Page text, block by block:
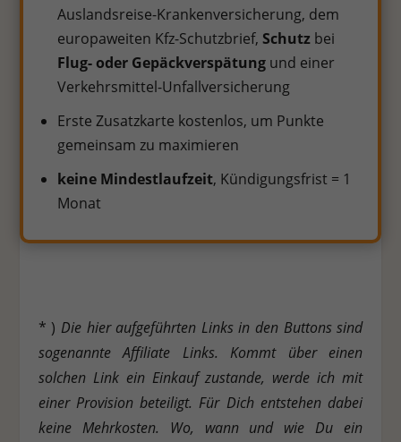
Auslandsreise-Krankenversicherung, dem
europaweiten Kfz-Schutzbrief,Schutz bei
Flug- oder Gepäckverspätung und einer
Verkehrsmittel-Unfallversicherung
Erste Zusatzkarte kostenlos, um Punkte
gemeinsam zu maximieren
keine Mindestlaufzeit, Kündigungsfrist = 1
Monat
* ) Die hier aufgeführten Links in den Buttons sind
sogenannte Affiliate Links. Kommt über einen
solchen Link ein Einkauf zustande, werde ich mit
einer Provision beteiligt. Für Dich entstehen dabei
keine Mehrkosten. Wo, wann und wie Du ein